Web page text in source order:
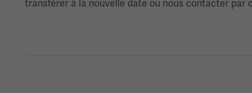
transférer à la nouvelle date ou nous contacter par